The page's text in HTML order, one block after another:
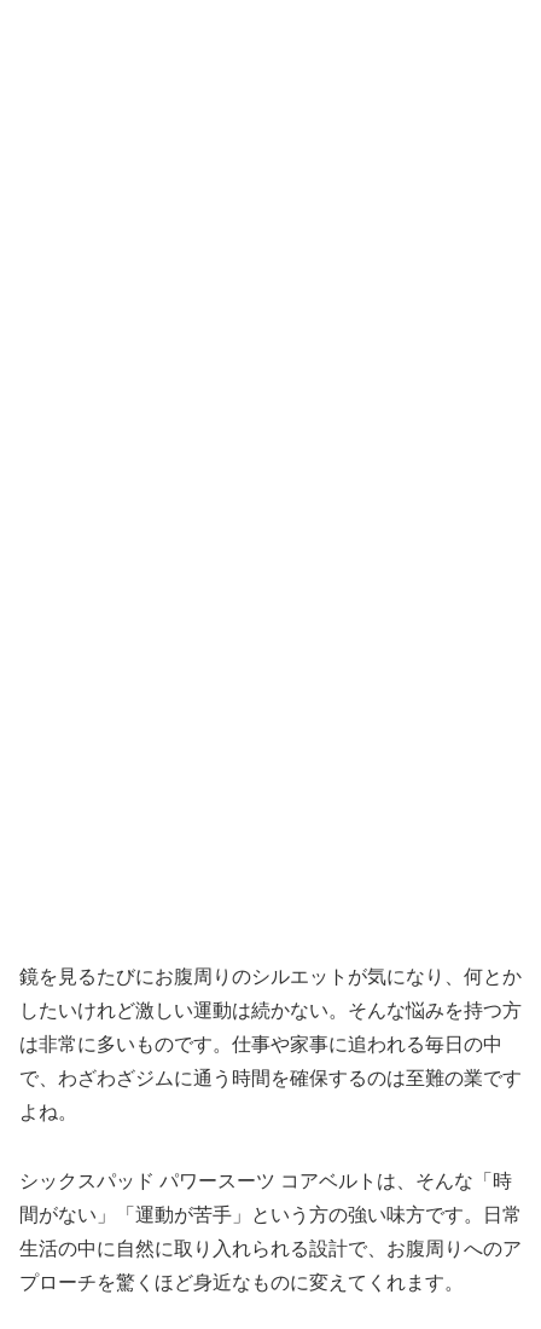
鏡を見るたびにお腹周りのシルエットが気になり、何とか
したいけれど激しい運動は続かない。そんな悩みを持つ方
は非常に多いものです。仕事や家事に追われる毎日の中
で、わざわざジムに通う時間を確保するのは至難の業です
よね。
シックスパッド パワースーツ コアベルトは、そんな「時
間がない」「運動が苦手」という方の強い味方です。日常
生活の中に自然に取り入れられる設計で、お腹周りへのア
プローチを驚くほど身近なものに変えてくれます。